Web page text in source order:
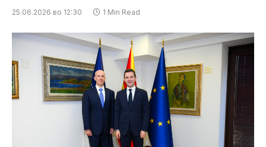
25.06.2026 во 12:30 1 Min Read